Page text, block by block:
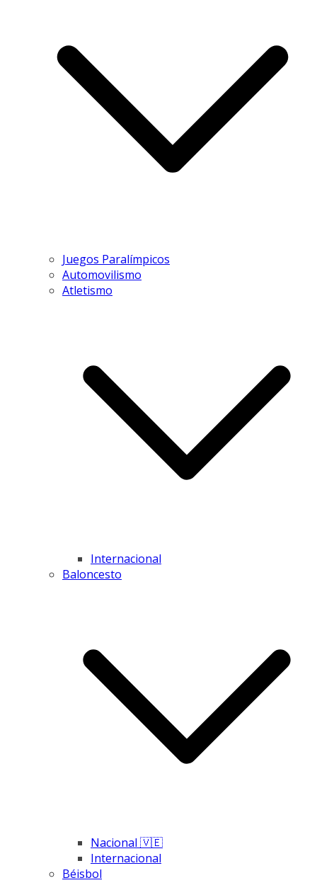
Juegos Paralímpicos
Automovilismo
Atletismo
Internacional
Baloncesto
Nacional 🇻🇪
Internacional
Béisbol